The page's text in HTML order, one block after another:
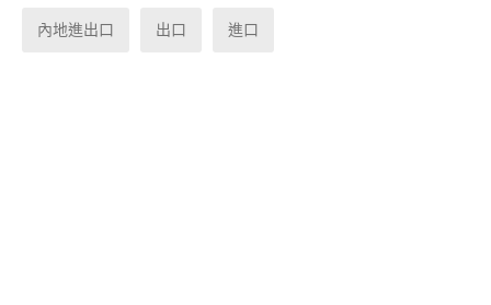
內地進出口 出口 進口